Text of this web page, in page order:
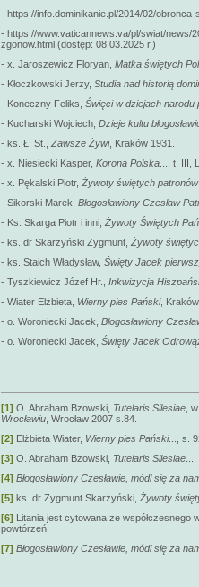
- https://info.dominikanie.pl/2014/02/
- https://www.vaticannews.va/pl/swiat/
zgonow.html (dostęp: 08.03.2025 r.)
- x. Jaroszewicz Floryan, Matka świętych
- Kłoczkowski Jerzy, Studia nad historią
- Koneczny Feliks, Święci w dziejach narodu
- Kucharski Wojciech, Dzieje kultu
- ks. Ł. St., Zawsze Żywi, Kraków 1931.
- x. Niesiecki Kasper, Korona Polska
t. III,
- x. Pękalski Piotr, Żywoty świętych
- Sikorski Marek, Błogosławiony Czesław
- Ks. Skarga Piotr i inni, Żywoty Świętych
- ks. dr Skarżyński Zygmunt, Żywoty
- ks. Staich Władysław, Święty Jacek
- Tyszkiewicz Józef Hr., Inkwizycja
- Wiater Elżbieta, Wierny pies Pański,
- o. Woroniecki Jacek, Błogosławiony
- o. Woroniecki Jacek, Święty Jacek
[1] O. Abraham Bzowski, Tutelaris Silesiae ,
Wrocławiu , Wrocław 2007 s.84.
[2] Elżbieta Wiater, Wierny pies Pański..., s.
[3] O. Abraham Bzowski, Tutelaris Silesiae
[4] Błogosławiony Czesławie, módl się za
[5] ks. dr Zygmunt Skarżyński, Żywoty
[6] Litania jest cytowana ze
powtórzeń.
[7] Błogosławiony Czesławie, módl się za